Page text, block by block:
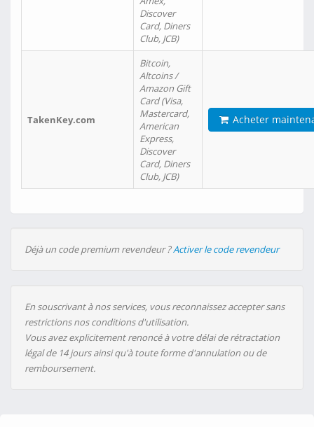
Discover
Card, Diners
Club, JCB)
TakenKey.com
Bitcoin,
Altcoins /
Amazon Gift
Card (Visa,
Mastercard,
American
Express,
Discover
Card, Diners
Club, JCB)
Acheter
Déjà un code premium revendeur ?Activer le code revendeur
En souscrivant à nos services, vous reconnaissez accepter sans
restrictions nos conditions d'utilisation.
Vous avez explicitement renoncé à votre délai de rétractation
légal de 14 jours ainsi qu'à toute forme d'annulation ou de
remboursement.